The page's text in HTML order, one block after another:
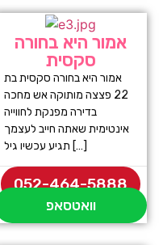
אמור היא בחורה
סקסית
אמור היא בחורה סקסית בת
22 פצצה מותוקה אש מחכה
בדירה מפנקת לחווייה
אינטימית שאתה חייב לעצמך
תגיע עכשיו גיל […]
052-464-5888
וואטסאפ